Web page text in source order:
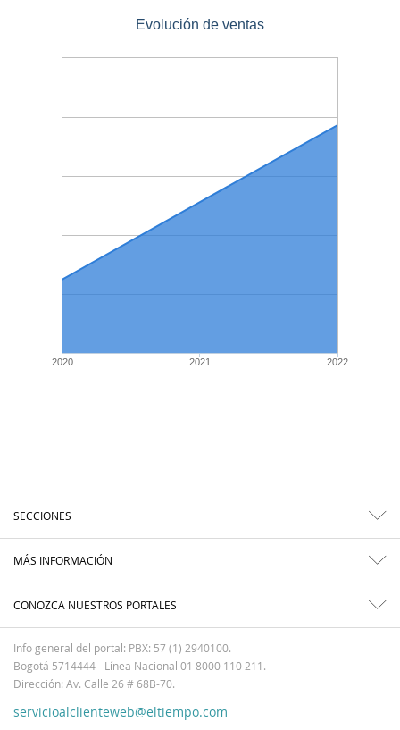
Evolución de ventas
2020 2021 2022
SECCIONES
MÁS INFORMACIÓN
CONOZCA NUESTROS PORTALES
Info general del portal: PBX: 57 (1) 2940100.
Bogotá 5714444 - Línea Nacional 01 8000 110 211.
Dirección: Av. Calle 26 # 68B-70.
servicioalclienteweb@eltiempo.com